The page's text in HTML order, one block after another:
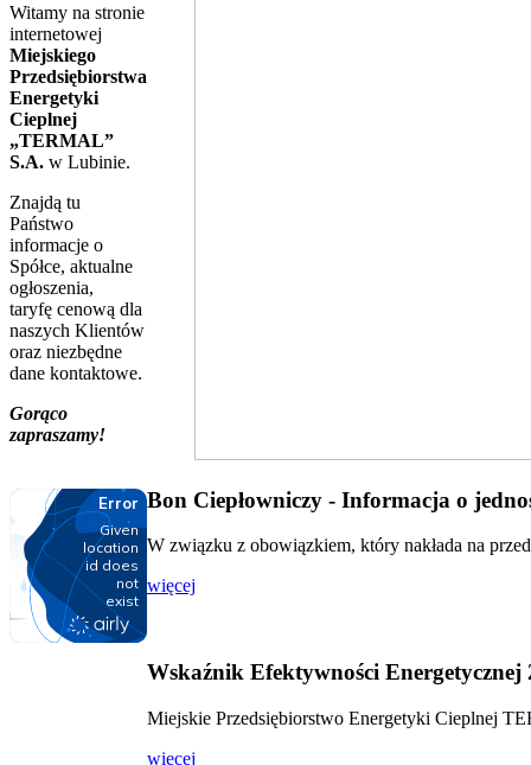
Witamy na stronie
internetowej
Miejskiego
Przedsiębiorstwa
Energetyki
Cieplnej
„TERMAL”
S.A. w Lubinie.
Znajdą tu
Państwo
informacje o
Spółce, aktualne
ogłoszenia,
taryfę cenową dla
naszych Klientów
oraz niezbędne
dane kontaktowe.
Gorąco
zapraszamy!
Bon Ciepłowniczy - Informacja o
W związku z obowiązkiem, który nakłada na
więcej
Wskaźnik Efektywności Energetycznej
Miejskie Przedsiębiorstwo Energetyki Cieplnej
więcej